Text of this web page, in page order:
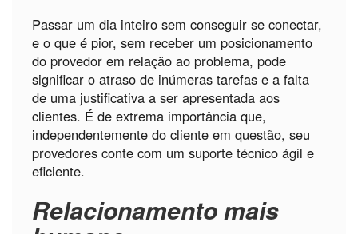
Passar um dia inteiro sem conseguir se conectar,
e o que é pior, sem receber um posicionamento
do provedor em relação ao problema, pode
significar o atraso de inúmeras tarefas e a falta
de uma justificativa a ser apresentada aos
clientes. É de extrema importância que,
independentemente do cliente em questão, seu
provedores conte com um suporte técnico ágil e
eficiente.
Relacionamento mais